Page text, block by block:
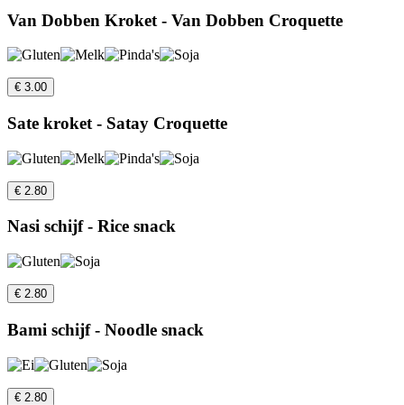
Van Dobben Kroket - Van Dobben Croquette
€ 3.00
Sate kroket - Satay Croquette
€ 2.80
Nasi schijf - Rice snack
€ 2.80
Bami schijf - Noodle snack
€ 2.80